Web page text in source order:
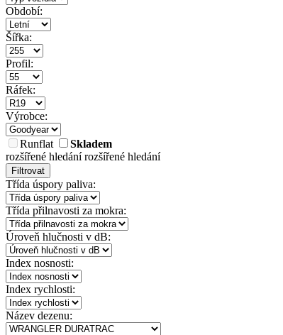
Období:
Šířka:
Profil:
Ráfek:
Výrobce:
Runflat
Skladem
rozšířené hledánírozšířené hledání
Filtrovat
Třída úspory paliva:
Třída přilnavosti za mokra:
Úroveň hlučnosti v dB:
Index nosnosti:
Index rychlosti:
Název dezenu: